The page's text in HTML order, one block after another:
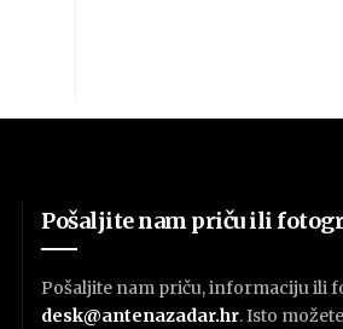
Pošaljite nam priču ili
Pošaljite nam priču, informaciju ili
desk@antenazadar.hr. Isto